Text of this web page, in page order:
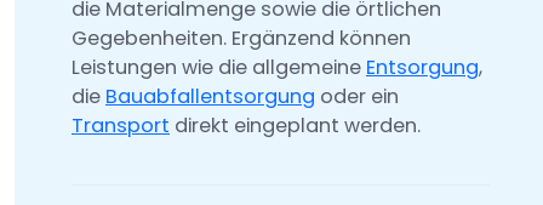
die Materialmenge sowie die örtlichen
Gegebenheiten. Ergänzend können
Leistungen wie die allgemeine Entsorgung,
die Bauabfallentsorgung oder ein
Transport direkt eingeplant werden.